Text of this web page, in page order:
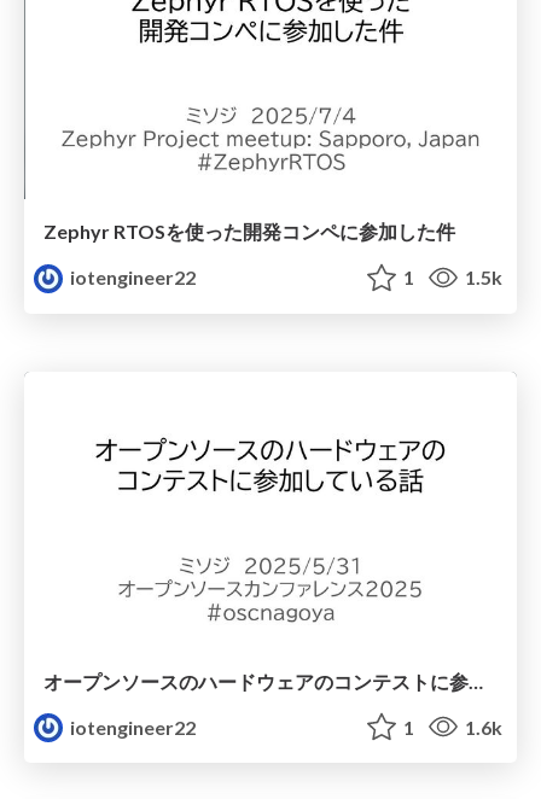
Zephyr RTOSを使った開発コンペに参加した件
iotengineer22
1 1.5k
iotengineer22
1 1.6k